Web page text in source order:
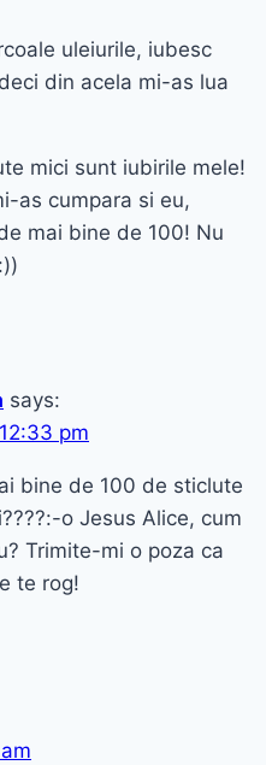
uleiurile, iubesc
din acela mi-as lua
mici sunt iubirile mele!
as cumpara si eu,
mai bine de 100! Nu
says:
pm
bine de 100 de sticlute
o Jesus Alice, cum
Trimite-mi o poza ca
te rog!